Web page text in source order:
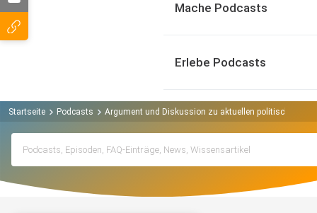
Mache Podcasts
Erlebe Podcasts
Startseite Podcasts Argument und Diskussion zu aktuellen politischen